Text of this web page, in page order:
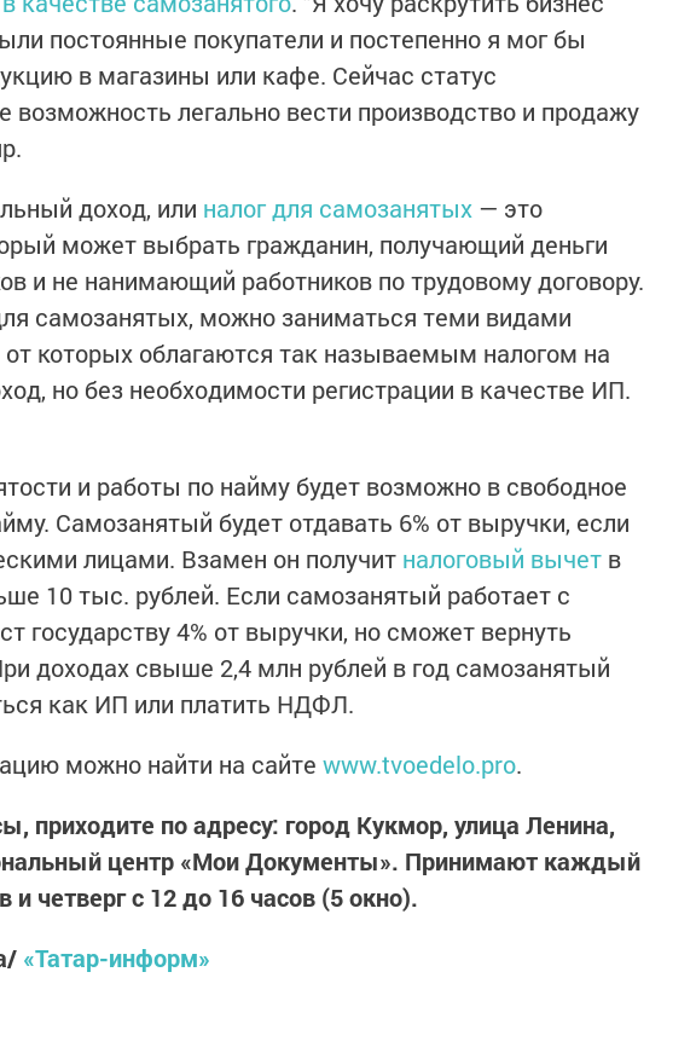
постоянные покупатели и постепенно я мог бы
в магазины или кафе. Сейчас статус
возможность легально вести производство и продажу
доход, или налог для самозанятых — это
может выбрать гражданин, получающий деньги
и не нанимающий работников по трудовому договору.
самозанятых, можно заниматься теми видами
которых облагаются так называемым налогом на
но без необходимости регистрации в качестве ИП.
и работы по найму будет возможно в свободное
Самозанятый будет отдавать 6% от выручки, если
лицами. Взамен он получит налоговый вычет в
10 тыс. рублей. Если самозанятый работает с
государству 4% от выручки, но сможет вернуть
доходах свыше 2,4 млн рублей в год самозанятый
как ИП или платить НДФЛ.
можно найти на сайте www.tvoedelo.pro.
приходите по адресу: город Кукмор, улица Ленина,
центр «Мои Документы». Принимают каждый
и четверг с 12 до 16 часов (5 окно).
«Татар-информ»